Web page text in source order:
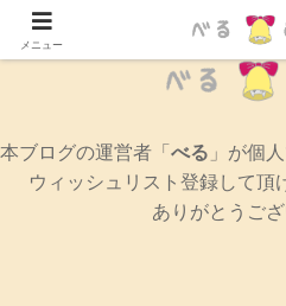
辛口女性ゲー
本ブログの運営者「 べる 」が個
ウィッシュリスト登録して頂
ありがとうご
メニュー